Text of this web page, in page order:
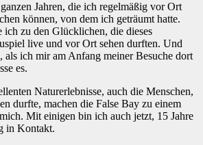
Jahren, die ich regelmäßig vor Ort
können, von dem ich geträumt hatte.
ich zu den Glücklichen, die dieses
live und vor Ort sehen durften. Und
als ich mir am Anfang meiner Besuche dort
es.
Naturerlebnisse, auch die Menschen,
durfte, machen die False Bay zu einem
Mit einigen bin ich auch jetzt, 15 Jahre
in Kontakt.